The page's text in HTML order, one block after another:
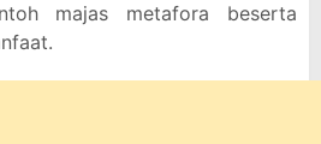
majas metafora beserta